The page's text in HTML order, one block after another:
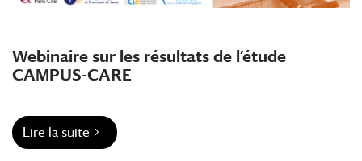
Webinaire sur les résultats de l’étude
CAMPUS-CARE
Lire la suite